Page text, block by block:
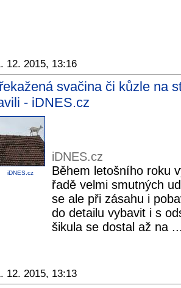
12. 2015, 13:16
svačina či kůzle na
- iDNES.cz
iDNES.cz
iDNES.cz
Během letošního roku
řadě velmi smutných
se ale při zásahu i
do detailu vybavit i s
šikula se dostal až na
12. 2015, 13:13